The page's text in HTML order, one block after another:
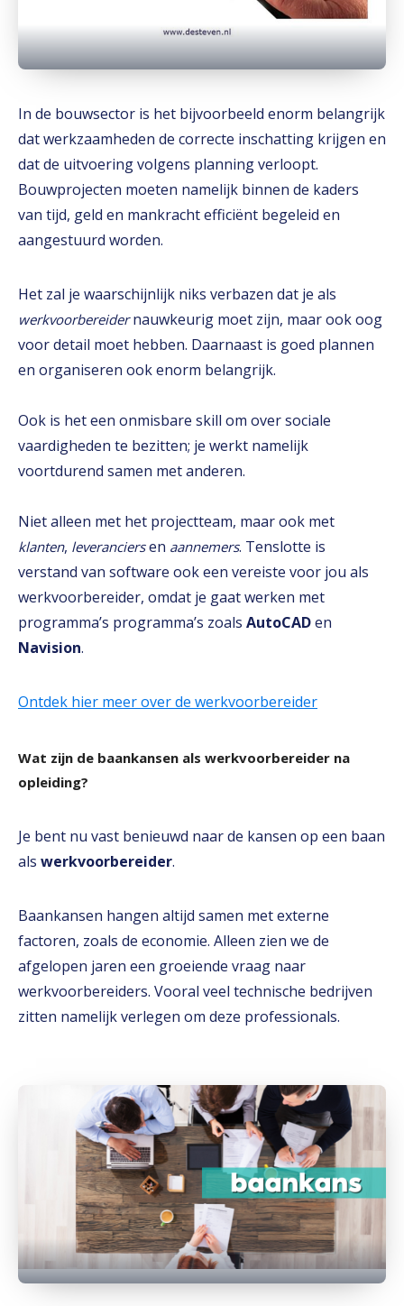
In de bouwsector is het bijvoorbeeld enorm belangrijk
dat werkzaamheden de correcte inschatting krijgen en
dat de uitvoering volgens planning verloopt.
Bouwprojecten moeten namelijk binnen de kaders
van tijd, geld en mankracht efficiënt begeleid en
aangestuurd worden.
Het zal je waarschijnlijk niks verbazen dat je als
werkvoorbereidernauwkeurig moet zijn, maar ook oog
voor detail moet hebben. Daarnaast is goed plannen
en organiseren ook enorm belangrijk.
Ook is het een onmisbare skill om over sociale
vaardigheden te bezitten; je werkt namelijk
voortdurend samen met anderen.
Niet alleen met het projectteam, maar ook met
klanten, leveranciersen aannemers. Tenslotte is
verstand van software ook een vereiste voor jou als
werkvoorbereider, omdat je gaat werken met
programma’s programma’s zoals AutoCADen
Navision.
Ontdek hier meer over de werkvoorbereider
Wat zijn de baankansen als werkvoorbereider na
opleiding?
Je bent nu vast benieuwd naar de kansen op een baan
als werkvoorbereider.
Baankansen hangen altijd samen met externe
factoren, zoals de economie. Alleen zien we de
afgelopen jaren een groeiende vraag naar
werkvoorbereiders. Vooral veel technische bedrijven
zitten namelijk verlegen om deze professionals.